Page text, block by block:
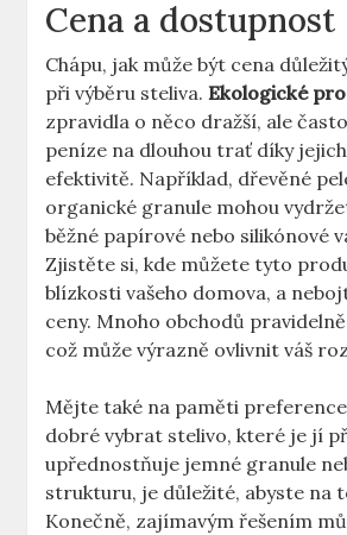
Cena a dostupnost
Chápu, jak může být cena
při výběru steliva.Ekologické
zpravidla o něco dražší, ale
peníze na dlouhou trať díky
efektivitě. Například, dřevěné
organické granule mohou
běžné papírové nebo silikónové
Zjistěte si, kde můžete tyto
blízkosti vašeho domova, a
ceny. Mnoho obchodů
což může výrazně ovlivnit váš
Mějte také na paměti preference
dobré vybrat stelivo, které je jí
upřednostňuje jemné granule
strukturu, je důležité, abyste na
Konečně, zajímavým řešením